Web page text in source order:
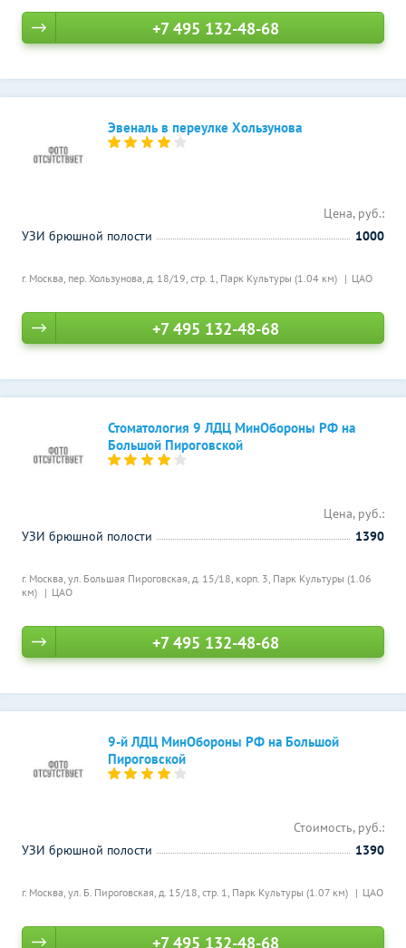
+7 495 132-48-68
Эвеналь в переулке Хользунова
г. Москва, пер. Хользунова, д. 18/19, стр. 1, Парк Культуры (1.04 км) ЦАО
Цена, руб.:
УЗИ брюшной полости
1000
+7 495 132-48-68
Стоматология 9 ЛДЦ МинОбороны РФ на
Большой Пироговской
г. Москва, ул. Большая Пироговская, д. 15/18, корп. 3, Парк Культуры (1.06
км)
ЦАО
Цена, руб.:
УЗИ брюшной полости
1390
+7 495 132-48-68
9-й ЛДЦ МинОбороны РФ на Большой
Пироговской
г. Москва, ул. Б. Пироговская, д. 15/18, стр. 1, Парк Культуры (1.07 км) ЦАО
Стоимость, руб.:
УЗИ брюшной полости
1390
+7 495 132-48-68